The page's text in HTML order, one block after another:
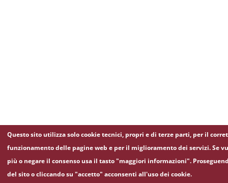
Questo sito utilizza solo cookie tecnici, propri e di terze parti, per il
funzionamento delle pagine web e per il miglioramento dei servizi. Se
più o negare il consenso usa il tasto "maggiori informazioni".
del sito o cliccando su "accetto" acconsenti all'uso dei cookie.